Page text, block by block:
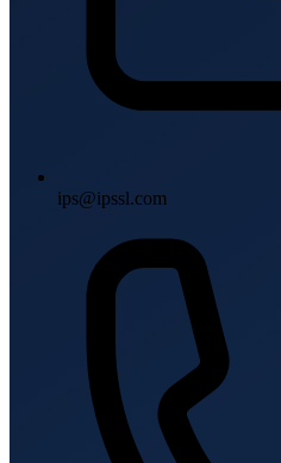
ips@ipssl.com